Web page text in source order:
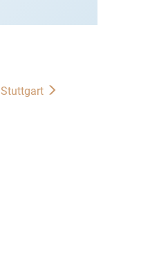
Stuttgart